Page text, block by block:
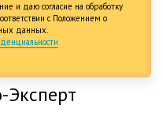
и даю согласие на обработку
с Положением о
данных.